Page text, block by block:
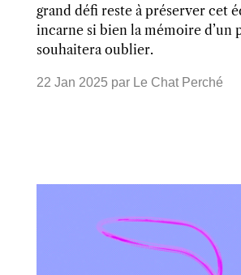
grand défi reste à préserver cet
incarne si bien la mémoire d’un
souhaitera oublier.
22 Jan 2025 par Le Chat Perché